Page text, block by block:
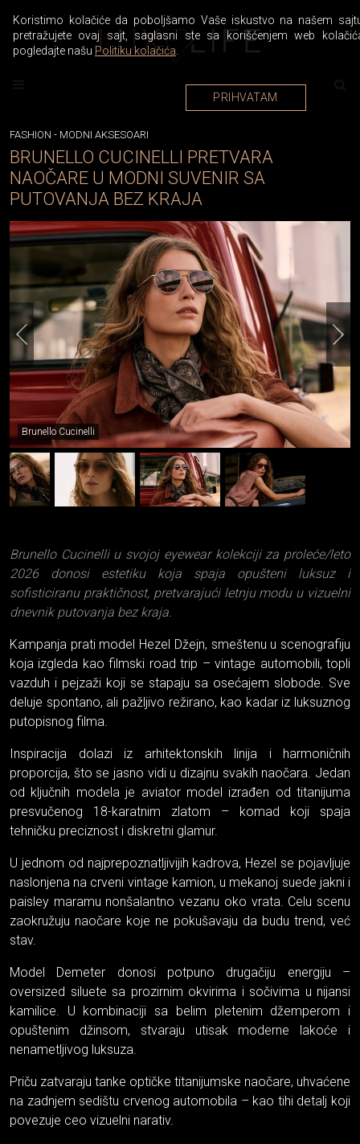
FASHION - MODNI AKSESOARI
BRUNELLO CUCINELLI PRETVARA
NAOČARE U MODNI SUVENIR SA
PUTOVANJA BEZ KRAJA
Brunello Cucinelli
Brunello Cucinelli u svojoj eyewear kolekciji za proleće/leto
2026 donosi estetiku koja spaja opušteni luksuz i
sofisticiranu praktičnost, pretvarajući letnju modu u vizuelni
dnevnik putovanja bez kraja.
Kampanja prati model Hezel Džejn, smeštenu u scenografiju
koja izgleda kao filmski road trip – vintage automobili, topli
vazduh i pejzaži koji se stapaju sa osećajem slobode. Sve
deluje spontano, ali pažljivo režirano, kao kadar iz luksuznog
putopisnog filma.
Inspiracija dolazi iz arhitektonskih linija i harmoničnih
proporcija, što se jasno vidi u dizajnu svakih naočara. Jedan
od ključnih modela je aviator model izrađen od titanijuma
presvučenog 18-karatnim zlatom – komad koji spaja
tehničku preciznost i diskretni glamur.
U jednom od najprepoznatljivijih kadrova, Hezel se pojavljuje
naslonjena na crveni vintage kamion, u mekanoj suede jakni i
paisley maramu nonšalantno vezanu oko vrata. Celu scenu
zaokružuju naočare koje ne pokušavaju da budu trend, već
stav.
Model Demeter donosi potpuno drugačiju energiju –
oversized siluete sa prozirnim okvirima i sočivima u nijansi
kamilice. U kombinaciji sa belim pletenim džemperom i
opuštenim džinsom, stvaraju utisak moderne lakoće i
nenametljivog luksuza.
Priču zatvaraju tanke optičke titanijumske naočare, uhvaćene
na zadnjem sedištu crvenog automobila – kao tihi detalj koji
povezuje ceo vizuelni narativ.
Koristimo kolačiće da poboljšamo Vaše iskustvo na našem
pretražujete ovaj sajt, saglasni ste sa korišćenjem web
pogledajte našu Politiku kolačića
PRIHVATAM